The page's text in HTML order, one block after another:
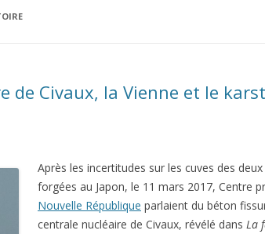
de Civaux, la Vienne et le
Après les incertitudes sur les cuves des
forgées au Japon, le 11 mars 2017, Centre
Nouvelle République parlaient du béton
centrale nucléaire de Civaux, révélé dans La